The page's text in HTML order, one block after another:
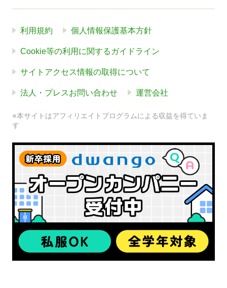
利用規約 個人情報保護基本方針
Cookie等の利用に関するガイドライン
サイトアクセス情報の取得について
法人・プレスお問い合わせ 運営会社
※本サイトはアフィリエイトプログラムによる収益を得ていま
す